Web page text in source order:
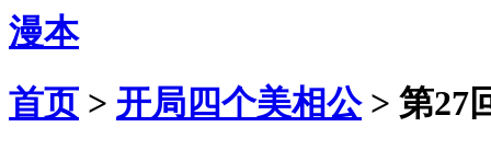
漫本
首页 > 开局四个美相公 > 第27